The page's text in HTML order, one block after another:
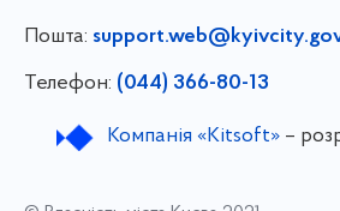
Пошта:
Телефон: (044) 366-80-13
Компанія «Kitsoft»–